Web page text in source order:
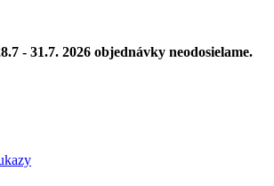
- 31.7. 2026 objednávky neodosielame.